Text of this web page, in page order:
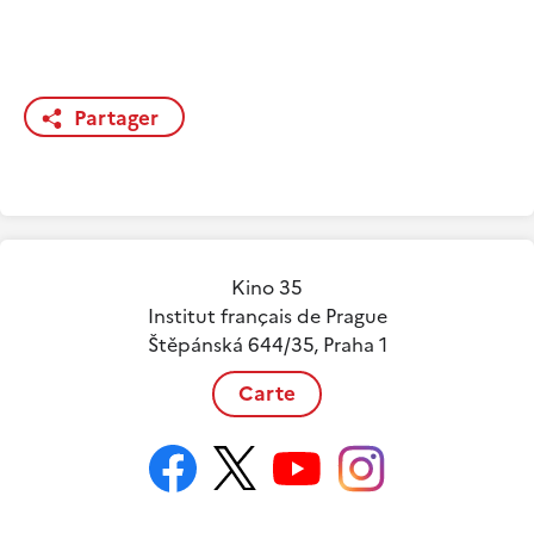
Partager
Kino 35
Institut français de Prague
Štěpánská 644/35, Praha 1
Carte